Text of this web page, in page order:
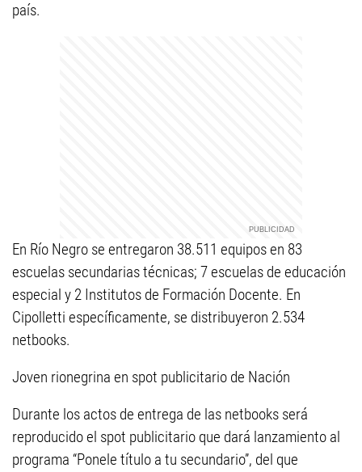
país.
En Río Negro se entregaron 38.511 equipos en 83
escuelas secundarias técnicas; 7 escuelas de educación
especial y 2 Institutos de Formación Docente. En
Cipolletti específicamente, se distribuyeron 2.534
netbooks.
Joven rionegrina en spot publicitario de Nación
Durante los actos de entrega de las netbooks será
reproducido el spot publicitario que dará lanzamiento al
programa “Ponele título a tu secundario”, del que